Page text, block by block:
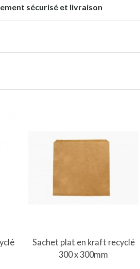
sécurisé et livraison
Ajouter au panier
Sachet plat en kraft recyclé
300 x 300mm